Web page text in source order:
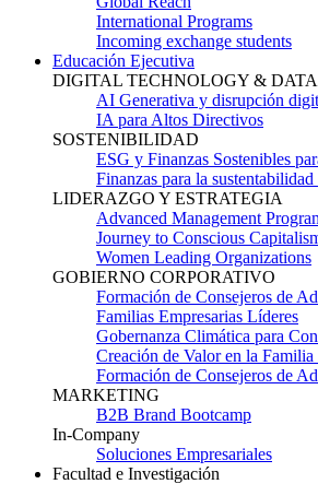
International Programs
Incoming exchange students
Educación Ejecutiva
DIGITAL TECHNOLOGY &
AI Generativa y disrupción
IA para Altos Directivos
SOSTENIBILIDAD
ESG y Finanzas Sostenibles
Finanzas para la
LIDERAZGO Y ESTRATEGIA
Advanced Management
Journey to Conscious
Women Leading Organizations
GOBIERNO CORPORATIVO
Formación de Consejeros de
Familias Empresarias Líderes
Gobernanza Climática para
Creación de Valor en la Familia
Formación de Consejeros de
MARKETING
B2B Brand Bootcamp
In-Company
Soluciones Empresariales
Facultad e Investigación